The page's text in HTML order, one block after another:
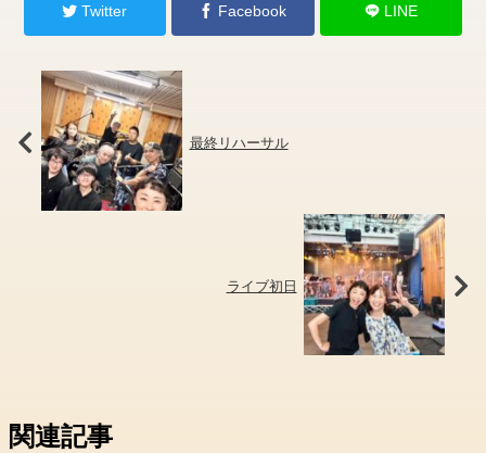
Twitter Facebook LINE
最終リハーサル
ライブ初日
関連記事